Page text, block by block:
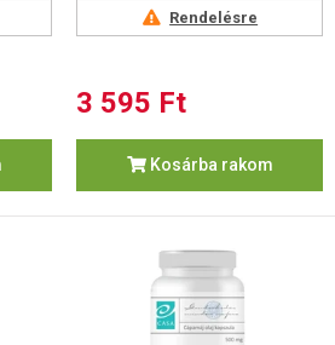
Rendelésre
3 595 Ft
Kosárba rakom